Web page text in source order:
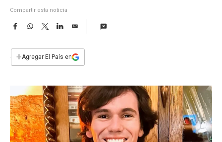
Compartir esta noticia
F
e
b
k
W
s
p
T
w
t
L
n
E
i
l
+Agregar El País en